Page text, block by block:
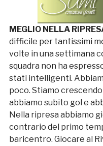
MEGLIO NELLA
difficile per tantissimi
volte in una settimana
squadra non ha
stati intelligenti.
poco. Stiamo
abbiamo subito gol e
Nella ripresa abbiamo
contrario del primo
baricentro. Giocare al